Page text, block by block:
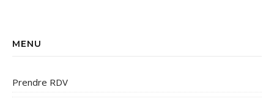
MENU
Prendre RDV